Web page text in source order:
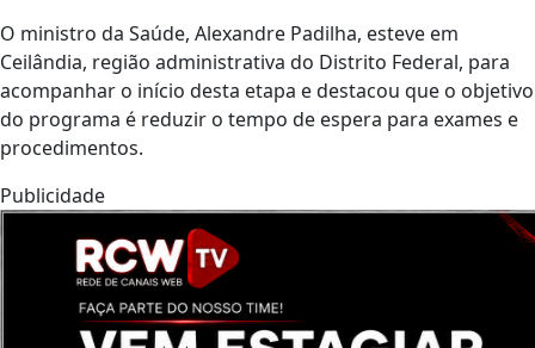
O ministro da Saúde, Alexandre Padilha, esteve em
Ceilândia, região administrativa do Distrito Federal, para
acompanhar o início desta etapa e destacou que o objetivo
do programa é reduzir o tempo de espera para exames e
procedimentos.
Publicidade